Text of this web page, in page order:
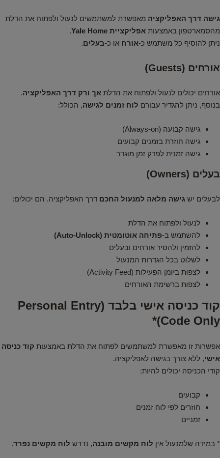
גישה דרך האפליקציה מאפשרת למשתמשים לנעול ולפתוח את הדלת
מהסמארטפון באמצעות אפליקציית Yale Home
.
ניתן להוסיף כל משתמש כ‑אורח או כ‑בעלים.
אורחים (Guests)
אורחים יכולים לנעול ולפתוח את הדלת אך ורק דרך האפליקציה.
בנוסף, ניתן להגדיר עבורם לוח זמנים לגישה, הכולל:
גישה קבועה (Always‑on)
גישה חוזרת בזמנים קבועים
גישה זמנית לפרק זמן מוגדר
בעלים (Owners)
לבעלים יש גישה מלאה למנעול החכם דרך האפליקציה. הם יכולים:
לנעול ולפתוח את הדלת
להשתמש ב‑פתיחה אוטומטית (Auto‑Unlock)
להזמין ולהסיר אורחים ובעלים
לשלוט בכל הגדרות המנעול
לצפות ביומן הפעילות (Activity Feed)
לצפות ברשימת האורחים
קוד כניסה אישי בלבד (Personal Entry
Code Only)*
אפשרות זו מאפשרת למשתמשים לפתוח את הדלת באמצעות קוד כניסה
אישי, ללא צורך בגישה לאפליקציה.
קודי הכניסה יכולים להיות:
קבועים
חוזרים לפי לוח זמנים
זמניים
* במידה שלמנעול אין לוח מקשים מובנה, נדרש לוח מקשים נפרד.